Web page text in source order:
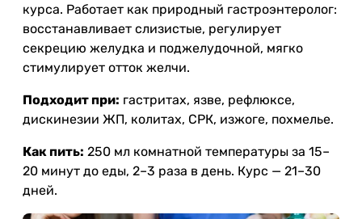
курса. Работает как природный гастроэнтеролог:
восстанавливает слизистые, регулирует
секрецию желудка и поджелудочной, мягко
стимулирует отток желчи.
Подходит при: гастритах, язве, рефлюксе,
дискинезии ЖП, колитах, СРК, изжоге, похмелье.
Как пить: 250 мл комнатной температуры за 15–
20 минут до еды, 2–3 раза в день. Курс — 21–30
дней.